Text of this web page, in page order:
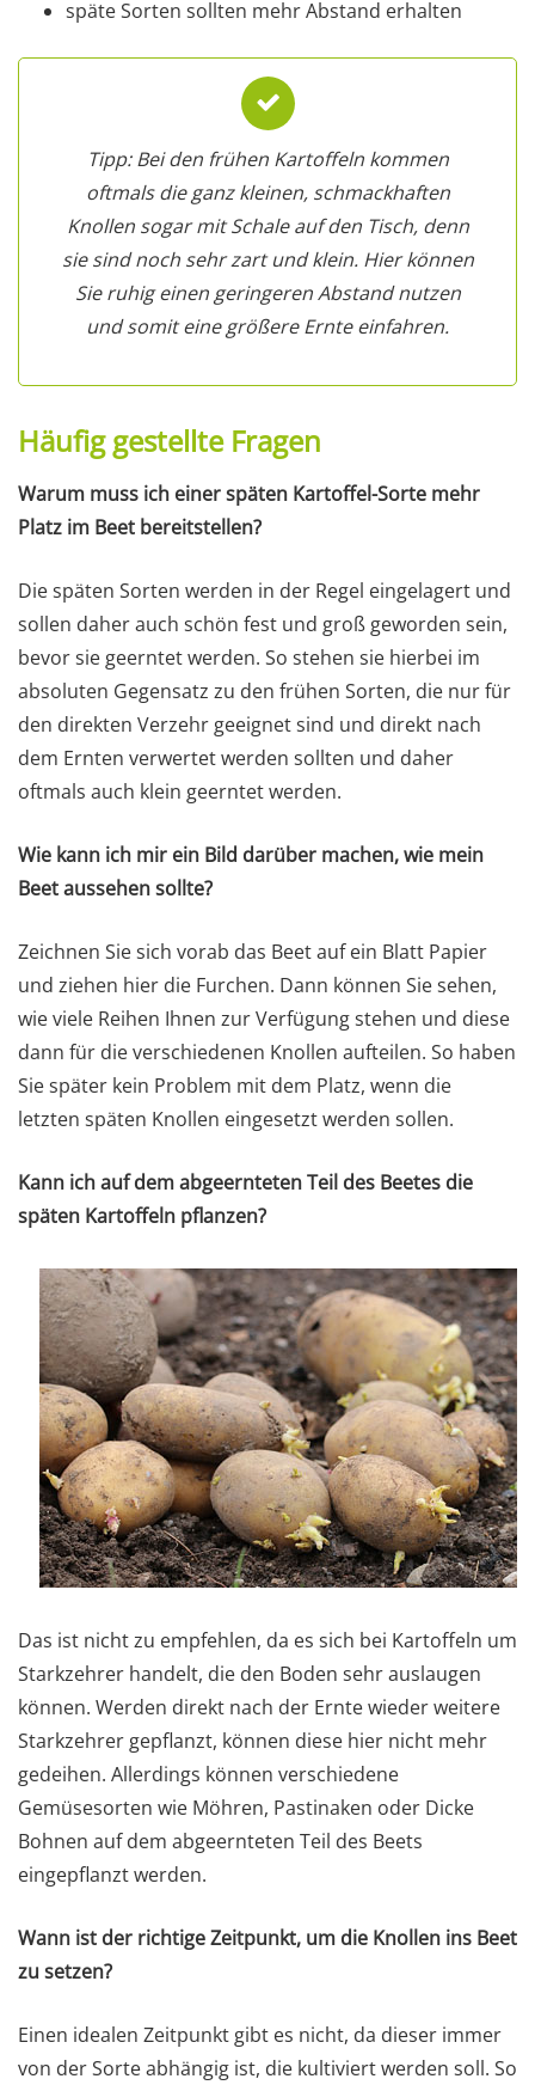
späte Sorten sollten mehr Abstand erhalten
Tipp: Bei den frühen Kartoffeln kommen
oftmals die ganz kleinen, schmackhaften
Knollen sogar mit Schale auf den Tisch, denn
sie sind noch sehr zart und klein. Hier können
Sie ruhig einen geringeren Abstand nutzen
und somit eine größere Ernte einfahren.
Häufig gestellte Fragen
Warum muss ich einer späten Kartoffel-Sorte mehr
Platz im Beet bereitstellen?
Die späten Sorten werden in der Regel eingelagert und
sollen daher auch schön fest und groß geworden sein,
bevor sie geerntet werden. So stehen sie hierbei im
absoluten Gegensatz zu den frühen Sorten, die nur für
den direkten Verzehr geeignet sind und direkt nach
dem Ernten verwertet werden sollten und daher
oftmals auch klein geerntet werden.
Wie kann ich mir ein Bild darüber machen, wie mein
Beet aussehen sollte?
Zeichnen Sie sich vorab das Beet auf ein Blatt Papier
und ziehen hier die Furchen. Dann können Sie sehen,
wie viele Reihen Ihnen zur Verfügung stehen und diese
dann für die verschiedenen Knollen aufteilen. So haben
Sie später kein Problem mit dem Platz, wenn die
letzten späten Knollen eingesetzt werden sollen.
Kann ich auf dem abgeernteten Teil des Beetes die
späten Kartoffeln pflanzen?
Das ist nicht zu empfehlen, da es sich bei Kartoffeln um
Starkzehrer handelt, die den Boden sehr auslaugen
können. Werden direkt nach der Ernte wieder weitere
Starkzehrer gepflanzt, können diese hier nicht mehr
gedeihen. Allerdings können verschiedene
Gemüsesorten wie Möhren, Pastinaken oder Dicke
Bohnen auf dem abgeernteten Teil des Beets
eingepflanzt werden.
Wann ist der richtige Zeitpunkt, um die Knollen ins Beet
zu setzen?
Einen idealen Zeitpunkt gibt es nicht, da dieser immer
von der Sorte abhängig ist, die kultiviert werden soll. So